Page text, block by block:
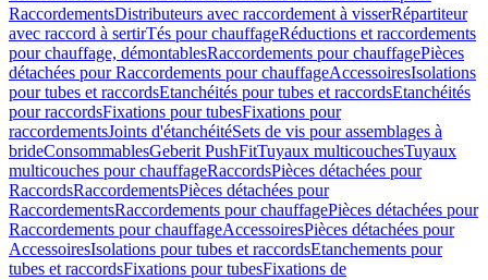
RaccordementsDistributeurs avec raccordement à visserRépartiteur
avec raccord à sertirTés pour chauffageRéductions et raccordements
pour chauffage, démontablesRaccordements pour chauffagePièces
détachées pour Raccordements pour chauffageAccessoiresIsolations
pour tubes et raccordsEtanchéités pour tubes et raccordsEtanchéités
pour raccordsFixations pour tubesFixations pour
raccordementsJoints d'étanchéitéSets de vis pour assemblages à
brideConsommablesGeberit PushFitTuyaux multicouchesTuyaux
multicouches pour chauffageRaccordsPièces détachées pour
RaccordsRaccordementsPièces détachées pour
RaccordementsRaccordements pour chauffagePièces détachées pour
Raccordements pour chauffageAccessoiresPièces détachées pour
AccessoiresIsolations pour tubes et raccordsEtanchements pour
tubes et raccordsFixations pour tubesFixations de